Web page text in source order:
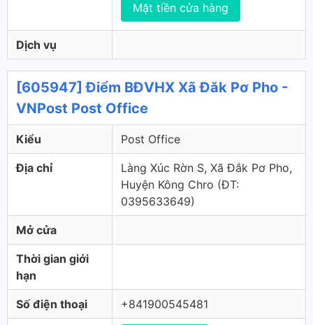
Mặt tiền cửa hàng
Dịch vụ
[605947] Điểm BĐVHX Xã Đăk Pơ Pho -
VNPost Post Office
Kiểu Post Office
Địa chỉ
Làng Xúc Rờn S, Xã Đắk Pơ Pho,
Huyện Kông Chro (ÐT:
0395633649)
Mở cửa
Thời gian giới
hạn
Số điện thoại +841900545481